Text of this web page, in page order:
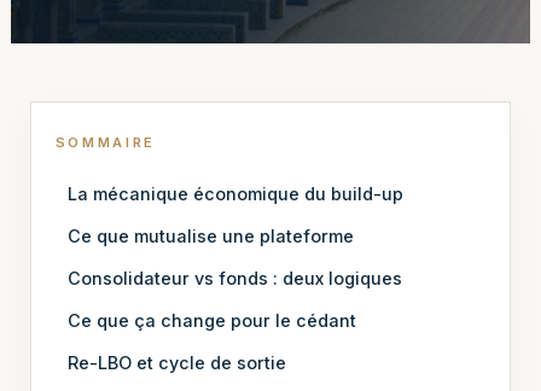
SOMMAIRE
La mécanique économique du build-up
Ce que mutualise une plateforme
Consolidateur vs fonds : deux logiques
Ce que ça change pour le cédant
Re-LBO et cycle de sortie